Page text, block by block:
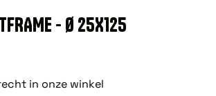
- Ø 25X125
in onze winkel